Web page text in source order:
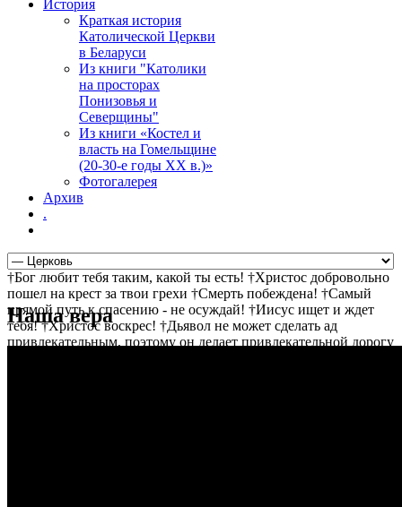
История
Краткая история
Католической Церкви
в Беларуси
Из книги "Католики
на просторах
Понизовья и
Северщины"
Из книги «Костел и
власть на Гомельщине
(20-30-е годы ХХ в.)»
Фотогалерея
Архив
.
†Бог любит тебя таким, какой ты есть! †Христос добровольно
пошел на крест за твои грехи †Смерть побеждена! †Самый
прямой путь к спасению - не осуждай! †Иисус ищет и ждет
тебя! †Христос воскрес! †Дьявол не может сделать ад
привлекательным, поэтому он делает привлекательной дорогу
Наша вера